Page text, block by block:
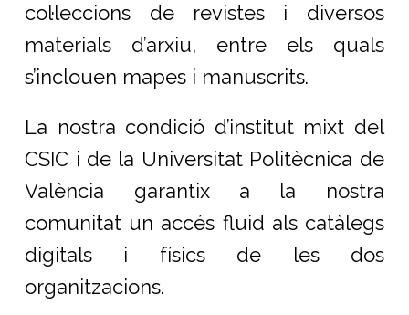
col·leccions de revistes i diversos
materials d’arxiu, entre els quals
s’inclouen mapes i manuscrits.
La nostra condició d’institut mixt del
CSIC i de la Universitat Politècnica de
València garantix a la nostra
comunitat un accés fluid als catàlegs
digitals i físics de les dos
organitzacions.